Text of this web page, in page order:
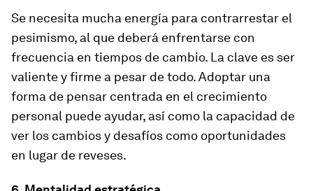
Se necesita mucha energía para contrarrestar el
pesimismo, al que deberá enfrentarse con
frecuencia en tiempos de cambio. La clave es ser
valiente y firme a pesar de todo. Adoptar una
forma de pensar centrada en el crecimiento
personal puede ayudar, así como la capacidad de
ver los cambios y desafíos como oportunidades
en lugar de reveses.